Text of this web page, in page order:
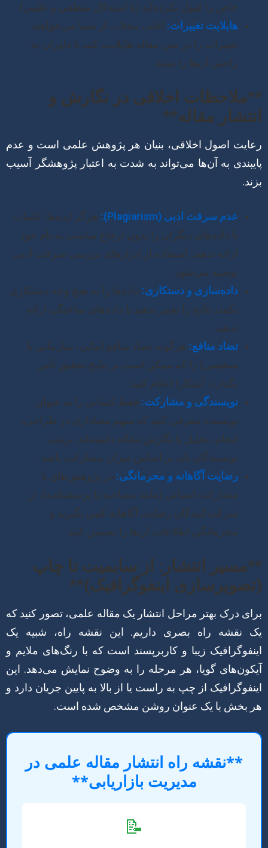
خاص را قبول نکرده‌اید (با استدلال منطقی و علمی).
هایلایت تغییرات: اغلب مجلات از شما می‌خواهند
تغییرات را در متن مقاله هایلایت کنید تا داوران به
راحتی آن‌ها را ببینند.
**ملاحظات اخلاقی در نگارش و
انتشار مقاله**
رعایت اصول اخلاقی، بنیان هر پژوهش علمی است و عدم
پایبندی به آن‌ها می‌تواند به شدت به اعتبار پژوهشگر آسیب
بزند.
عدم سرقت ادبی (Plagiarism):
هرگز ایده‌ها، کلمات
یا داده‌های دیگران را بدون ارجاع مناسب به نام خود
ارائه ندهید. استفاده از ابزارهای بررسی سرقت ادبی
توصیه می‌شود.
داده‌سازی و دستکاری: داده‌ها را به هیچ وجه دستکاری
نکنید، نتایج را تغییر ندهید یا داده‌های ساختگی ارائه
ندهید.
تضاد منافع: هرگونه تضاد منافع (مالی، سازمانی یا
شخصی) را که ممکن است بر نتایج تحقیق تأثیر
بگذارد، آشکارا اعلام کنید.
نویسندگی و مشارکت: فقط کسانی را به عنوان
نویسنده معرفی کنید که سهم معناداری در طراحی،
انجام، تحلیل یا نگارش مقاله داشته‌اند. ترتیب
نویسندگان باید بر اساس میزان مشارکت باشد.
رضایت آگاهانه و محرمانگی: در پژوهش‌های با
مشارکت انسانی (مانند مصاحبه یا پرسشنامه)، از
شرکت‌کنندگان رضایت آگاهانه کتبی بگیرید و
محرمانگی اطلاعات آن‌ها را تضمین کنید.
**مسیر انتشار: از سابمیت تا چاپ
(تصویرسازی اینفوگرافیک)**
برای درک بهتر مراحل انتشار یک مقاله علمی، تصور کنید که
یک نقشه راه بصری داریم. این نقشه راه، شبیه یک
اینفوگرافیک زیبا و کاربرپسند است که با رنگ‌های ملایم و
آیکون‌های گویا، هر مرحله را به وضوح نمایش می‌دهد. این
اینفوگرافیک از چپ به راست یا از بالا به پایین جریان دارد و
هر بخش با یک عنوان روشن مشخص شده است.
**نقشه راه انتشار مقاله علمی در
مدیریت بازاریابی**
📝